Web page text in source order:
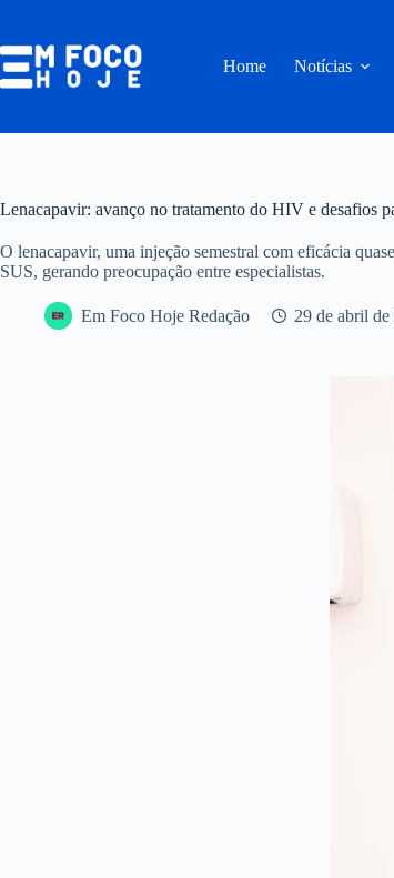
o
conteúdo
Home Notícias
Lenacapavir: avanço no tratamento do HIV e desafios
O lenacapavir, uma injeção semestral com eficácia
SUS, gerando preocupação entre especialistas.
Em Foco Hoje Redação 29 de abril